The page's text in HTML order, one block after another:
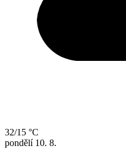
32/15 °C
pondělí 10. 8.